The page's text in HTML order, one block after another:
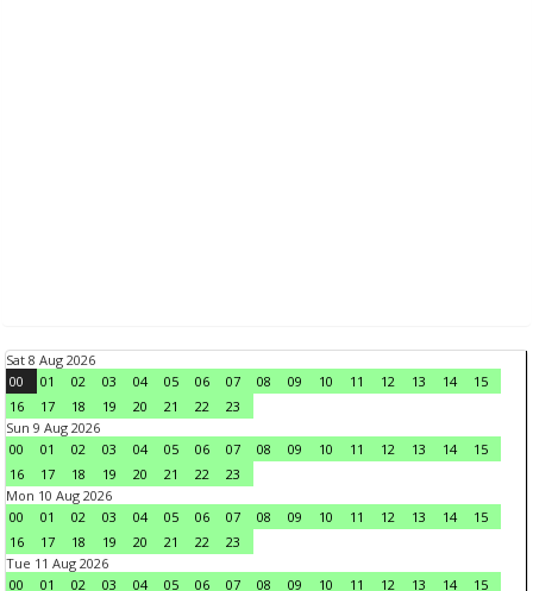
Sat 8 Aug 2026
00
01 02 03 04 05 06 07 08 09 10 11 12 13 14
15
16
17 18 19 20 21 22
23
Sun 9 Aug 2026
00
01 02 03 04 05 06 07 08 09 10 11 12 13 14
15
16
17 18 19 20 21 22
23
Mon 10 Aug 2026
00
01 02 03 04 05 06 07 08 09 10 11 12 13 14
15
16
17 18 19 20 21 22
23
Tue 11 Aug 2026
00
01 02 03 04 05 06 07 08 09 10 11 12 13 14
15